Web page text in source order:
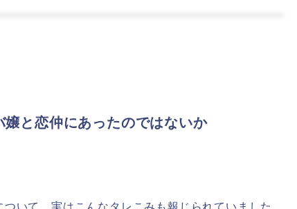
と恋仲にあったのではないか
いて、実はこんなタレこみも報じられていました。